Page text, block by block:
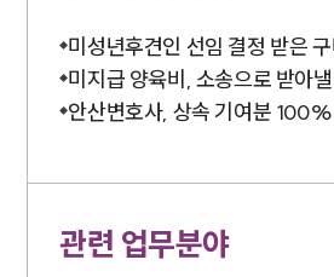
미성년후견인 선임 결정 받은
미지급 양육비, 소송으로 받아
안산변호사, 상속 기여분 100%
관련 업무분야